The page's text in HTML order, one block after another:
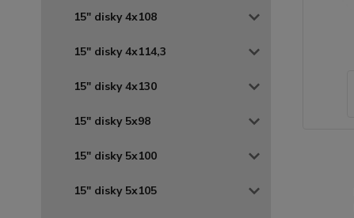
15" disky 4x108
15" disky 4x114,3
15" disky 4x130
15" disky 5x98
15" disky 5x100
15" disky 5x105